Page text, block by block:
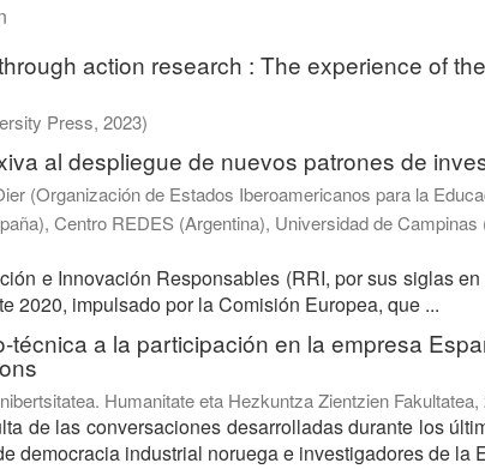
action research : The experience of
Press, 2023)
al despliegue de nuevos patrones de
(Organización de Estados Iberoamericanos para la
Centro REDES (Argentina), Universidad de
e Innovación Responsables (RRI, por sus siglas
2020, impulsado por la Comisión Europea, que ...
técnica a la participación en la empresa
Humanitate eta Hezkuntza Zientzien Fakultatea,
de las conversaciones desarrolladas durante los
democracia industrial noruega e investigadores de la